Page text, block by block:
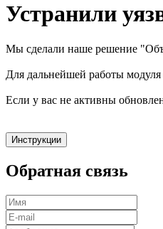
Устранили
Мы сделали наше решение
Для дальнейшей работы модуля
Если у вас не активны
Обратная связь